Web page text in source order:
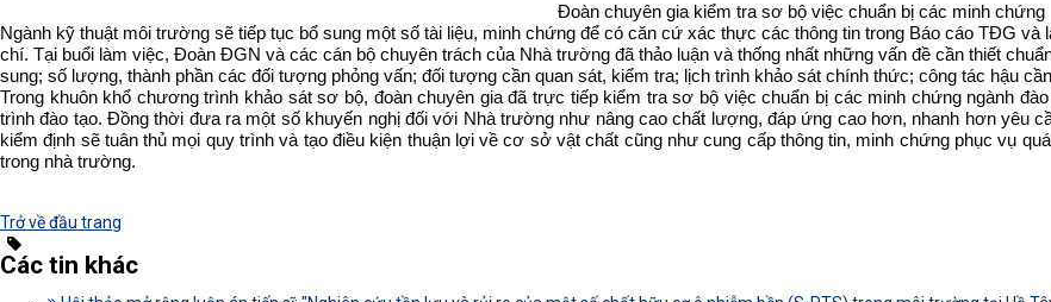
Đoàn chuyên gia kiểm tra sơ bộ việc chuẩn bị các minh chứng
Ngành kỹ thuật môi trường sẽ tiếp tục bổ sung một số tài liệu, minh chứng để có căn cứ xác thực các thông tin trong Báo cáo TĐG
chí. Tại buổi làm việc, Đoàn ĐGN và các cán bộ chuyên trách của Nhà trường đã thảo luận và thống nhất những vấn đề cần thiết
sung; số lượng, thành phần các đối tượng phỏng vấn; đối tượng cần quan sát, kiểm tra; lịch trình khảo sát chính thức; công tác hậu
Trong khuôn khổ chương trình khảo sát sơ bộ, đoàn chuyên gia đã trực tiếp kiểm tra sơ bộ việc chuẩn bị các minh chứng ngành
trình đào tạo. Đồng thời đưa ra một số khuyến nghị đối với Nhà trường như nâng cao chất lượng, đáp ứng cao hơn, nhanh hơn yêu
kiểm định sẽ tuân thủ mọi quy trình và tạo điều kiện thuận lợi về cơ sở vật chất cũng như cung cấp thông tin, minh chứng phục vụ
trong nhà trường.
Trở về đầu trang
Các tin khác